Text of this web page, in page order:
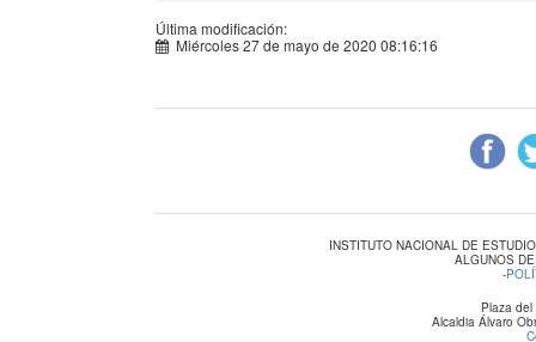
Última modificación:
Miércoles 27 de mayo de 2020 08:16:16
INSTITUTO NACIONAL DE
ALGUNOS
-
Plaza
Alcaldia Álvaro